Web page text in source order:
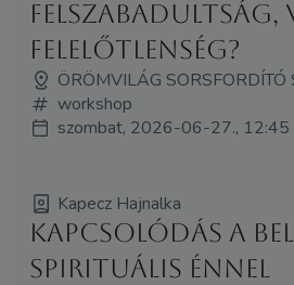
Felszabadultság,
felelőtlenség?
ÖRÖMVILÁG SORSFORDÍTÓ
workshop
szombat, 2026-06-27.,
Kapecz Hajnalka
Kapcsolódás a
spirituális énnel